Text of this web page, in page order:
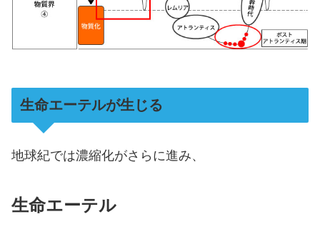
生命エーテルが生じる
地球紀では濃縮化がさらに進み、
生命エーテル